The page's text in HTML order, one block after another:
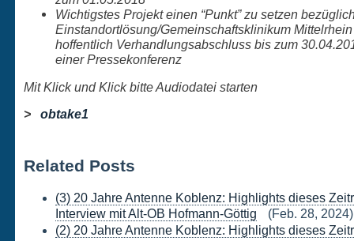
Wichtigstes Projekt einen “Punkt” zu setzen
Einstandortlösung/Gemeinschaftsklinikum
hoffentlich Verhandlungsabschluss bis zum
einer Pressekonferenz
Mit Klick und Klick bitte Audiodatei starten
> obtake1
Related Posts
(3) 20 Jahre Antenne Koblenz: Highlights dieses
Interview mit Alt-OB Hofmann-Göttig
(Feb. 28, 2024)
(2) 20 Jahre Antenne Koblenz: Highlights dieses